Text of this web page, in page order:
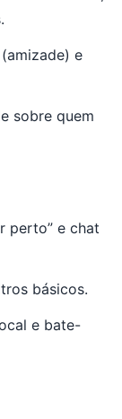
e
sobre quem
perto” e chat
básicos.
e bate-